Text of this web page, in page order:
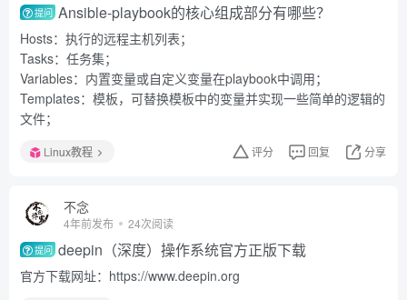
提问 Ansible-playbook的核心组成部分有哪些？
Hosts：执行的远程主机列表；
Tasks：任务集；
Variables：内置变量或自定义变量在playbook中调用；
Templates：模板，可替换模板中的变量并实现一些简单的逻辑的
文件；
Linux教程 评分 回复 分享
不念
4年前发布 24次阅读
提问 deepin（深度）操作系统官方正版下载
官方下载网址：https://www.deepin.org